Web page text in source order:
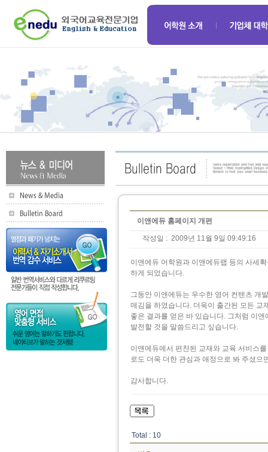
이앤에듀 홈페이지 개편
작성일 : 2009년 11월 9일 09:49:16
이앤에듀 어학원과 이앤에듀랩 등의 사세
하게 되었습니다.
그동안 이앤에듀는 우수한 영어 컨텐츠 개
매김을 하였습니다. 더욱이 출간된 모든 교
좋은 결과를 얻은 바 있습니다. 그처럼 이
발전할 것을 말씀드리고 싶습니다.
이앤에듀에서 편찬된 교재와 교육 서비스
로도 더욱 더한 관심과 애정으로 봐 주셨
감사합니다.
Total : 10